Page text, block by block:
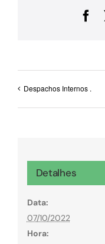
Despachos Internos .
Detalhes
Data:
07/10/2022
Hora: